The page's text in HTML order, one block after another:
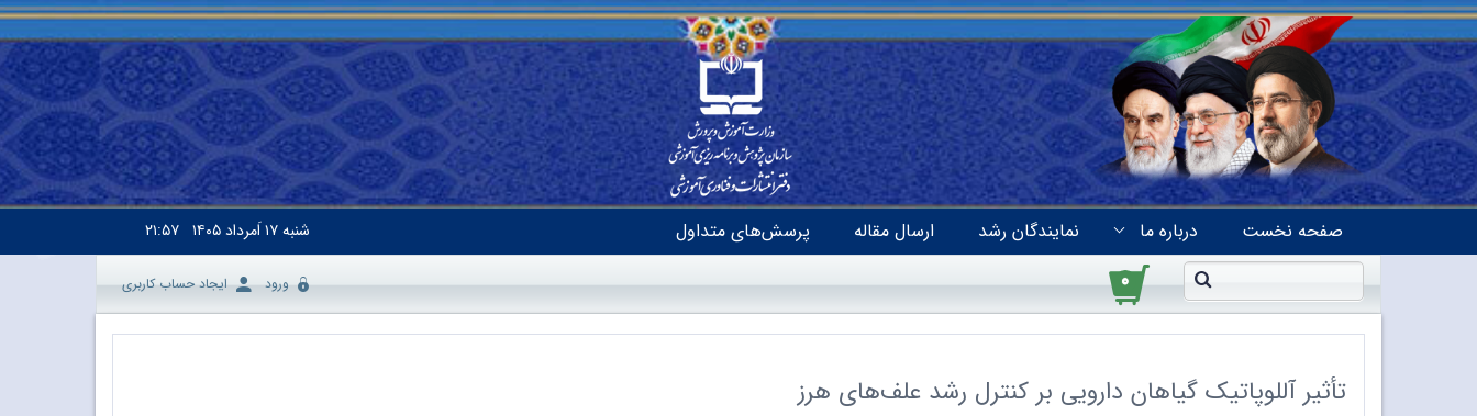
صفحه نخست درباره ما نمایندگان رشد ارسال مقاله پرسش‌های متداول شنبه۱۷ اَمرداد ۱۴۰۵ ۲۱:۵۷
۰ ورود ایجاد حساب کاربری
تأثیر آللوپاتیک گیاهان دارویی بر کنترل رشد علف‌های هرز